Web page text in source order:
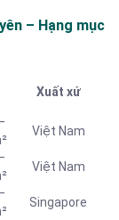
– Hạng mục
Xuất xứ
Việt Nam
Việt Nam
Singapore